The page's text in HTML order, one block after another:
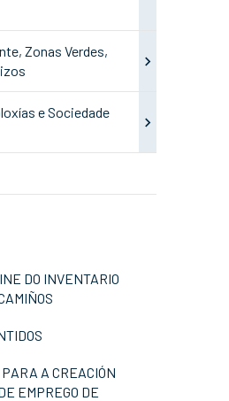
Zonas Verdes,
e Sociedade
DO INVENTARIO
PARA A CREACIÓN
EMPREGO DE